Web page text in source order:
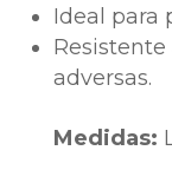
Ideal para
adversas.
Medidas: